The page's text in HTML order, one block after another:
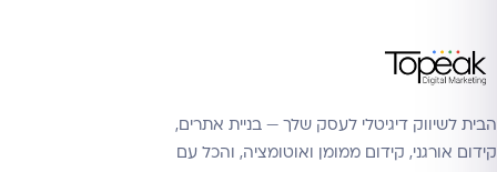
הבית לשיווק דיגיטלי לעסק שלך — בניית אתרים,
קידום אורגני, קידום ממומן ואוטומציה, והכל עם